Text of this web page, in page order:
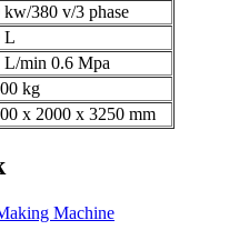
kw/380 v/3 phase
L
L/min 0.6 Mpa
kg
x 2000 x 3250 mm
Machine